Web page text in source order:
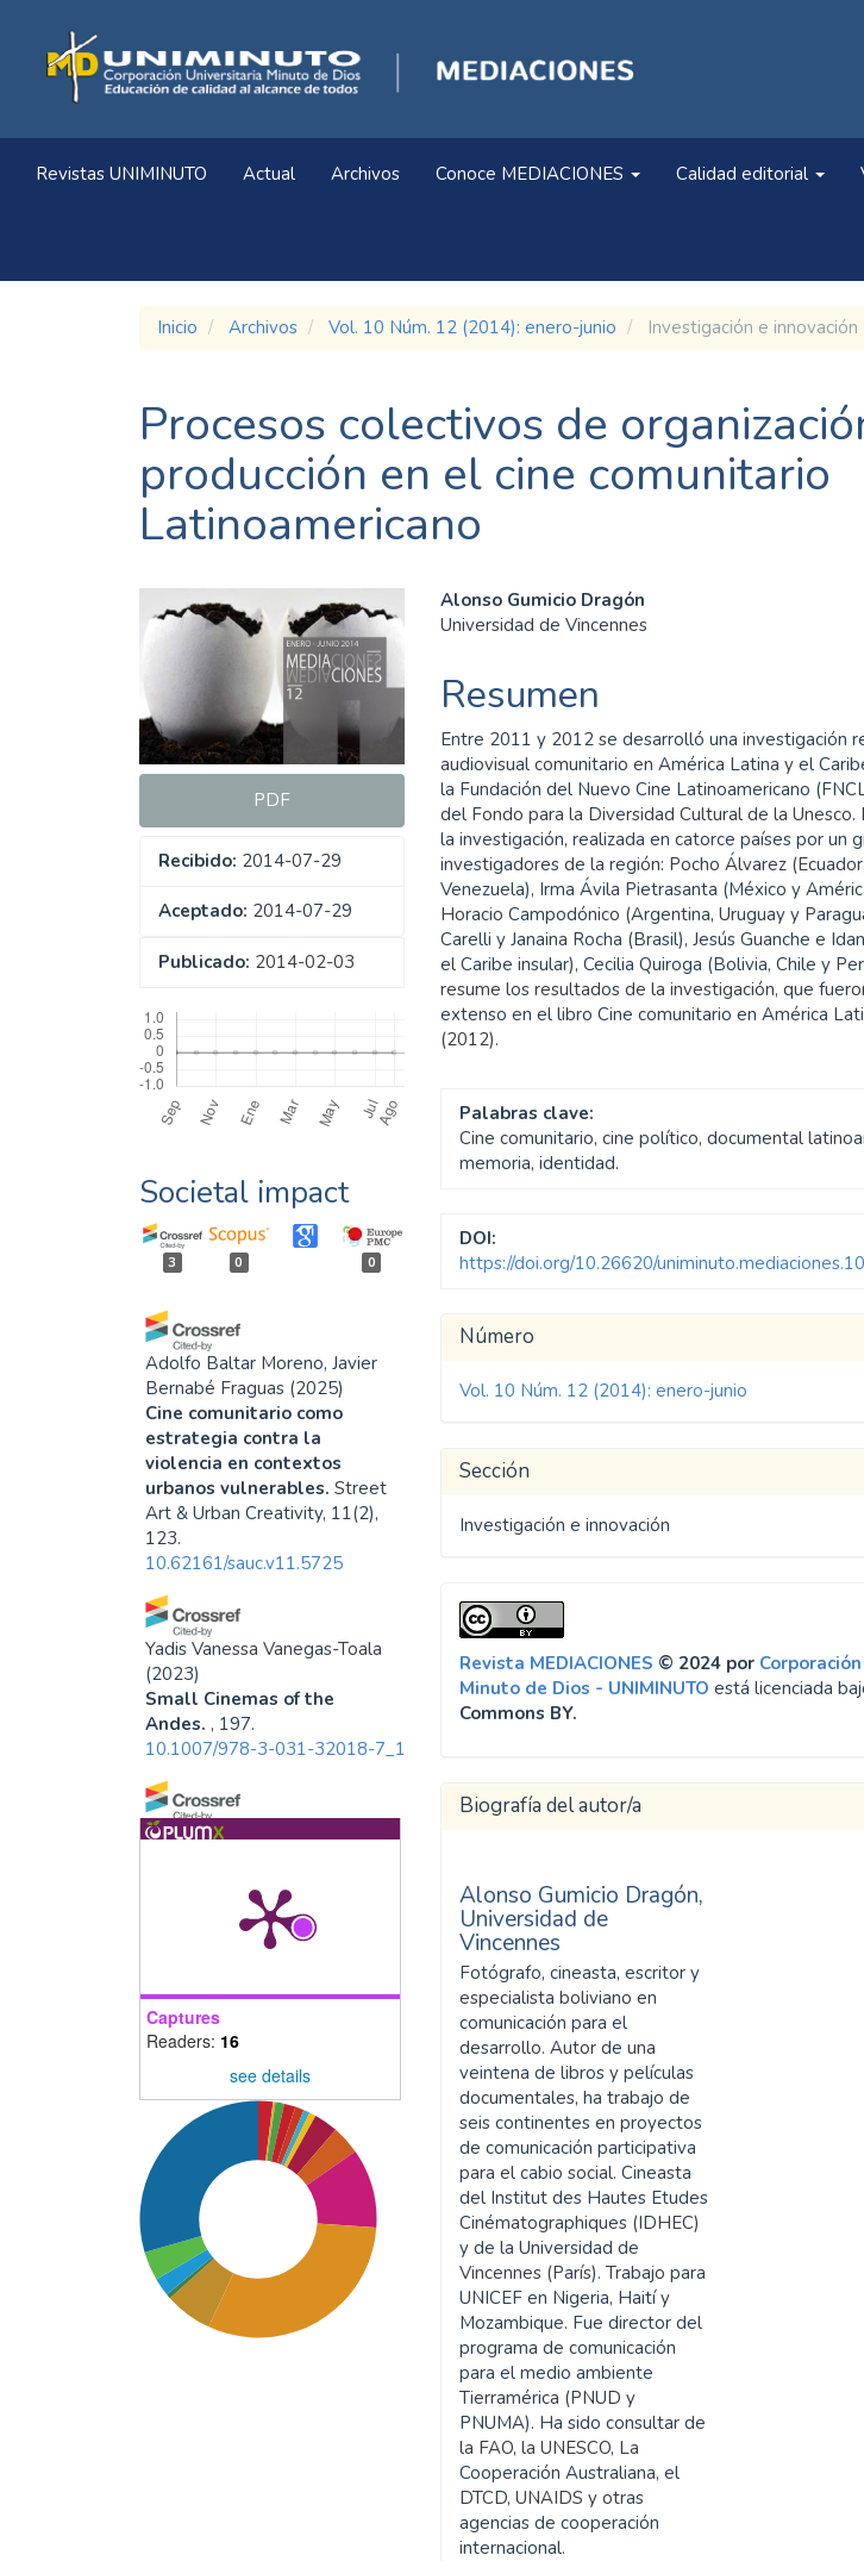
principal
Contenido
principal
Barra
lateral
Revistas UNIMINUTO Actual Archivos Conoce MEDIACIONES Calidad editorial
Inicio Archivos Vol. 10 Núm. 12 (2014): enero-junio Investigación e innovación
Procesos colectivos de
producción en el cine comunitario
Latinoamericano
Barra
lateral
del
artículo
PDF
Recibido: 2014-07-29
Aceptado: 2014-07-29
Publicado: 2014-02-03
Societal impact
3 0 0
Adolfo Baltar Moreno, Javier
Bernabé Fraguas (2025)
Cine comunitario como
estrategia contra la
violencia en contextos
urbanos vulnerables. Street
Art & Urban Creativity, 11(2),
123.
10.62161/sauc.v11.5725
Yadis Vanessa Vanegas-Toala
(2023)
Small Cinemas of the
Andes. , 197.
10.1007/978-3-031-32018-7_10
Luisa María Mendieta
(2024)
Buscando Remedio:
del cine.
28, e17485.
10.19053/uptc.0120-7105.eyc.2024.28.e17485
Captures
Readers: 16
see details
Contenido
principal
del
artículo
Alonso Gumicio Dragón
Universidad de Vincennes
Resumen
Entre 2011 y 2012 se desarrolló una investigación
audiovisual comunitario en América Latina y el
la Fundación del Nuevo Cine Latinoamericano
del Fondo para la Diversidad Cultural de la Unesco.
la investigación, realizada en catorce países por un
investigadores de la región: Pocho Álvarez
Venezuela), Irma Ávila Pietrasanta (México y
Horacio Campodónico (Argentina, Uruguay y
Carelli y Janaina Rocha (Brasil), Jesús Guanche e
el Caribe insular), Cecilia Quiroga (Bolivia, Chile y
resume los resultados de la investigación, que
extenso en el libro Cine comunitario en América
(2012).
Palabras clave:
Cine comunitario, cine político, documental
memoria, identidad.
DOI:
https://doi.org/10.26620/
Detalles
del
Número
Vol. 10 Núm. 12 (2014): enero-junio
Sección
Investigación e innovación
Revista MEDIACIONES © 2024 por
Minuto de Dios - UNIMINUTO está licenciada
Commons BY.
Biografía del autor/a
Alonso Gumicio Dragón,
Universidad de
Vincennes
Fotógrafo, cineasta, escritor y
especialista boliviano en
comunicación para el
desarrollo. Autor de una
veintena de libros y películas
documentales, ha trabajo de
seis continentes en proyectos
de comunicación participativa
para el cabio social. Cineasta
del Institut des Hautes Etudes
Cinématographiques (IDHEC)
y de la Universidad de
Vincennes (París). Trabajo para
UNICEF en Nigeria, Haití y
Mozambique. Fue director del
programa de comunicación
para el medio ambiente
Tierramérica (PNUD y
PNUMA). Ha sido consultar de
la FAO, la UNESCO, La
Cooperación Australiana, el
DTCD, UNAIDS y otras
agencias de cooperación
internacional.